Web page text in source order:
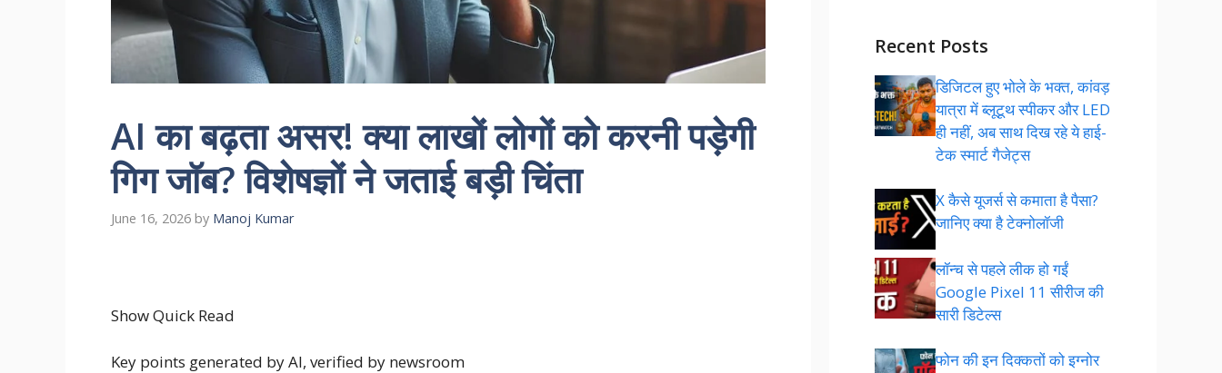
AI का बढ़ता असर! क्या लाखों लोगों को करनी पड़ेगी
गिग जॉब? विशेषज्ञों ने जताई बड़ी चिंता
June 16, 2026 by Manoj Kumar
Show Quick Read
Key points generated by AI, verified by newsroom
Recent Posts
डिजिटल हुए भोले के भक्त, कांवड़
यात्रा में ब्लूटूथ स्पीकर और LED
ही नहीं, अब साथ दिख रहे ये हाई-
टेक स्मार्ट गैजेट्स
X कैसे यूजर्स से कमाता है पैसा?
जानिए क्या है टेक्नोलॉजी
लॉन्च से पहले लीक हो गईं
Google Pixel 11 सीरीज की
सारी डिटेल्स
फोन की इन दिक्कतों को इग्नोर